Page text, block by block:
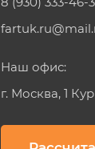
Наш офис:
г. Москва, 1